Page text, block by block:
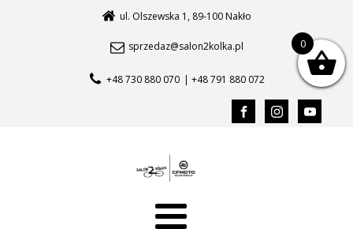
ul. Olszewska 1, 89-100 Nakło
sprzedaz@salon2kolka.pl
+48 730 880 070 | +48 791 880 072
0